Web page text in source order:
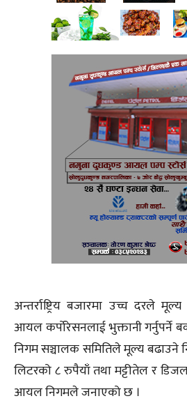
अन्तर्राष्ट्रिय बजारमा उच्च दरले
आयल कर्पोरेसनलाई भुक्तानी गर्नुपर्ने
निगम सञ्चालक समितिले मूल्य बढाउने
लिटरको ८ रुपैयाँ तथा मट्टीतेल र
आयल निगमले जनाएको छ ।